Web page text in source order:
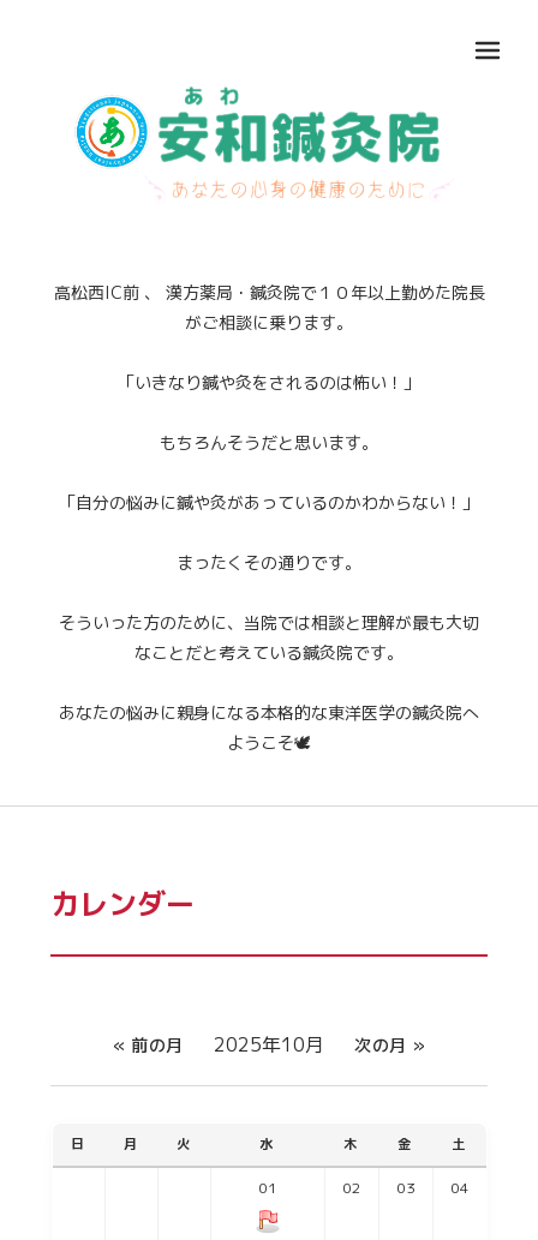
高松西IC前 、 漢方薬局・鍼灸院で１０年以上勤めた院長
がご相談に乗ります。
「いきなり鍼や灸をされるのは怖い！」
もちろんそうだと思います。
「自分の悩みに鍼や灸があっているのかわからない！」
まったくその通りです。
そういった方のために、当院では相談と理解が最も大切
なことだと考えている鍼灸院です。
あなたの悩みに親身になる本格的な東洋医学の鍼灸院へ
ようこそ🕊
カレンダー
« 前の月 2025年10月 次の月 »
日 月 火 水 木 金 土
01 02 03 04